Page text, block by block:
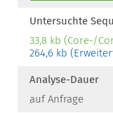
Untersuchte
33,8 kb (Core-/
264,6 kb
Analyse-Dauer
auf Anfrage